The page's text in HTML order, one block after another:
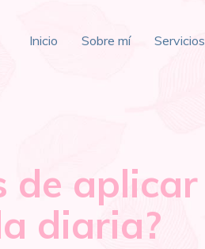
Inicio Sobre mí Servicios
de aplicar
diaria?